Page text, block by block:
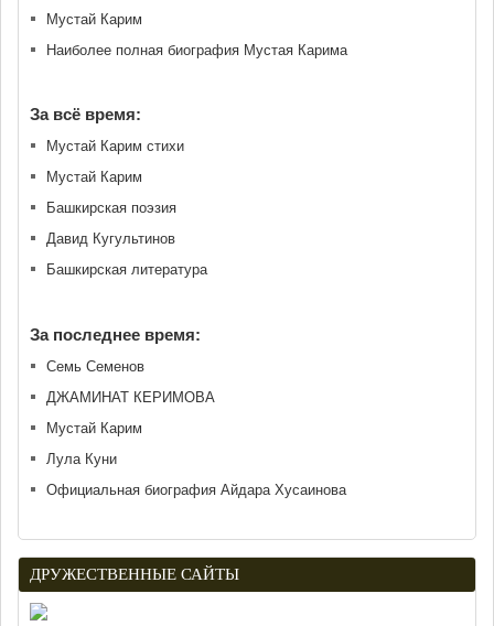
Мустай Карим
Наиболее полная биография Мустая Карима
За всё время:
Мустай Карим стихи
Мустай Карим
Башкирская поэзия
Давид Кугультинов
Башкирская литература
За последнее время:
Семь Семенов
ДЖАМИНАТ КЕРИМОВА
Мустай Карим
Лула Куни
Официальная биография Айдара Хусаинова
ДРУЖЕСТВЕННЫЕ САЙТЫ